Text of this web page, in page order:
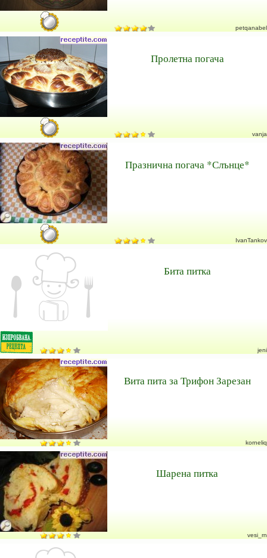
petqanabel
Пролетна погача
vanja
Празнична погача *Слънце*
IvanTankov
Бита питка
jeni
Вита пита за Трифон Зарезан
korneliq
Шарена питка
vesi_rn